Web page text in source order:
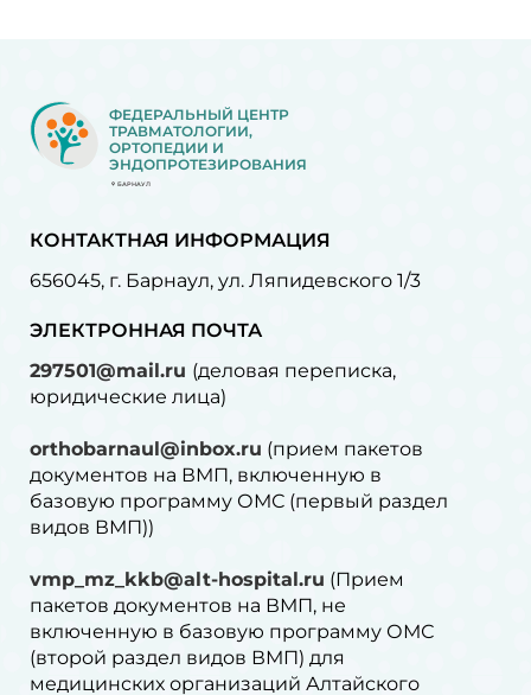
ФЕДЕРАЛЬНЫЙ ЦЕНТР
ТРАВМАТОЛОГИИ,
ОРТОПЕДИИ И
ЭНДОПРОТЕЗИРОВАНИЯ
БАРНАУЛ
КОНТАКТНАЯ ИНФОРМАЦИЯ
656045, г. Барнаул, ул. Ляпидевского 1/3
ЭЛЕКТРОННАЯ ПОЧТА
297501@mail.ru (деловая переписка,
юридические лица)
orthobarnaul@inbox.ru (прием пакетов
документов на ВМП, включенную в
базовую программу ОМС (первый раздел
видов ВМП))
vmp_mz_kkb@alt-hospital.ru (Прием
пакетов документов на ВМП, не
включенную в базовую программу ОМС
(второй раздел видов ВМП) для
медицинских организаций Алтайского